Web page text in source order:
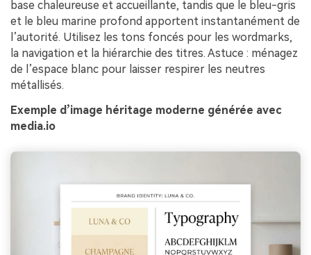
base chaleureuse et accueillante, tandis que le bleu-gris
et le bleu marine profond apportent instantanément de
l’autorité. Utilisez les tons foncés pour les wordmarks,
la navigation et la hiérarchie des titres. Astuce : ménagez
de l’espace blanc pour laisser respirer les neutres
métallisés.
Exemple d’image héritage moderne générée avec
media.io